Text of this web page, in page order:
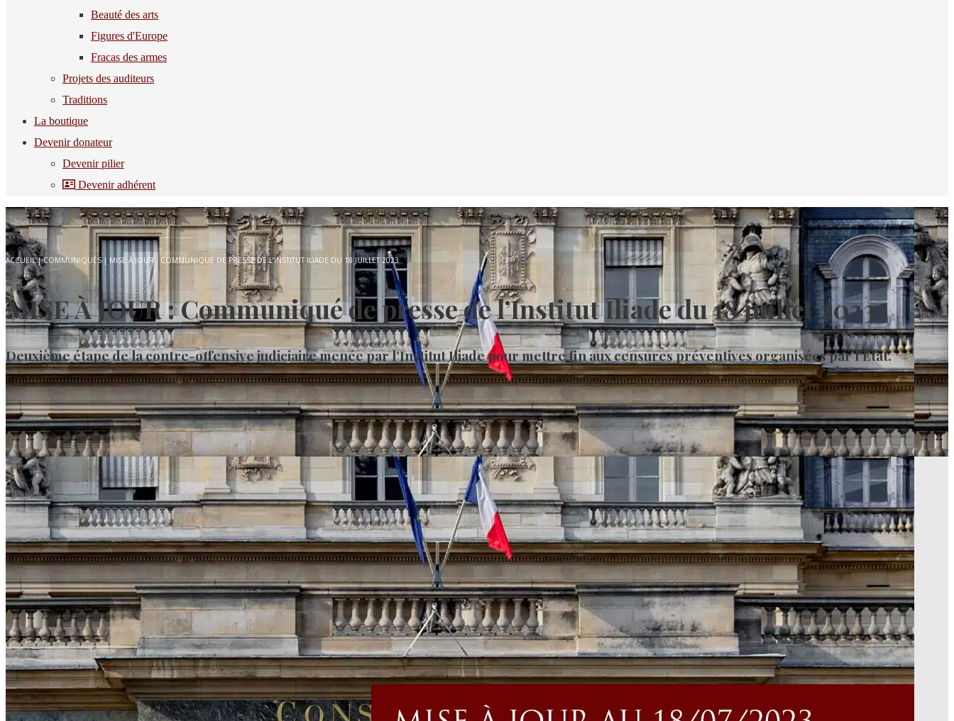
Beauté des arts
Figures d'Europe
Fracas des armes
Projets des auditeurs
Traditions
La boutique
Devenir donateur
Devenir pilier
Devenir adhérent
ACCUEIL|COMMUNIQUÉS | MISE À JOUR : COMMUNIQUÉ DE PRESSE DE L’INSTITUT ILIADE DU 18 JUILLET 2023
MISE À JOUR : Communiqué de presse de l’Institut Iliade du 18 juillet 2023
Deuxième étape de la contre-offensive judiciaire menée par l’Institut Iliade pour mettre fin aux censures préventives organisées par l’État.